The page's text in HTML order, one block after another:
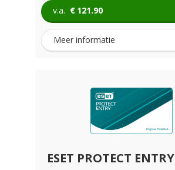
v.a. € 121.90
Meer informatie
ESET PROTECT ENTRY